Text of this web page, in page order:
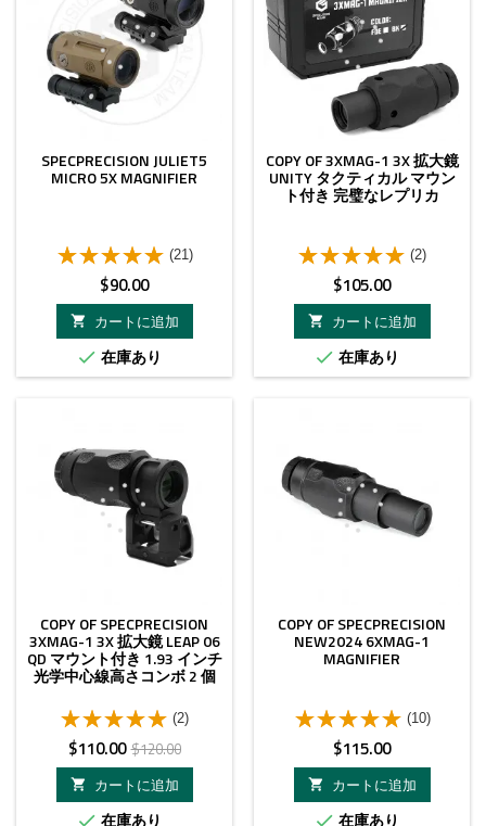
SPECPRECISION JULIET5
MICRO 5X MAGNIFIER
(21)
価
格
$90.00

カートに追加
 在庫あり
COPY OF 3XMAG-1 3X 拡大鏡
UNITY タクティカル マウン
ト付き 完璧なレプリカ
(2)
価
格
$105.00

カートに追加
 在庫あり
COPY OF SPECPRECISION
3XMAG-1 3X 拡大鏡 LEAP 06
QD マウント付き 1.93 インチ
光学中心線高さコンボ 2 個
(2)
価
格
$110.00ベ
ー
ス
$120.00

カートに追加
 在庫あり
COPY OF SPECPRECISION
NEW2024 6XMAG-1
MAGNIFIER
(10)
価
格
$115.00

カートに追加
 在庫あり